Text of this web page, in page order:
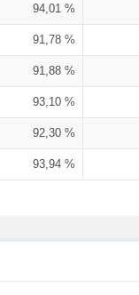
94,01 %
91,78 %
91,88 %
93,10 %
92,30 %
93,94 %